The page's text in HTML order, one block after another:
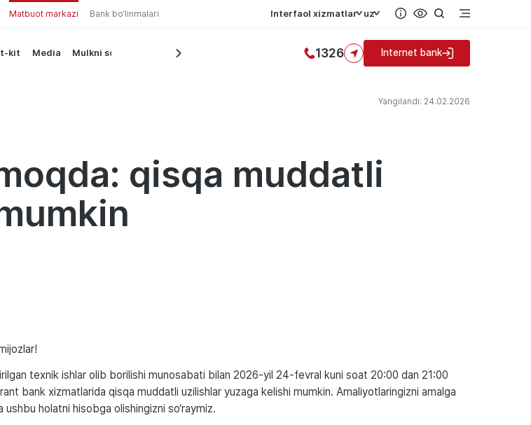
Matbuot markazi Bank bo‘linmalari Interfaol xizmatlar uz
kit Media Mulkni sotish 1326 Internet bank
Yangilandi: 24.02.2026
qisqa muddatli
texnik ishlar olib borilishi munosabati bilan 2026-yil 24-fevral kuni soat 20:00 dan 21:00
bank xizmatlarida qisqa muddatli uzilishlar yuzaga kelishi mumkin. Amaliyotlaringizni amalga
ushbu holatni hisobga olishingizni so‘raymiz.